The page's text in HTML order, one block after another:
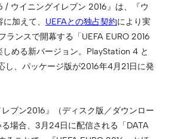
/ ウイニングイレブン 2016』は、『ウ
加えて、 UEFAとの独占契約により実
ランスで開幕する「UEFA EURO 2016
める新バージョン。PlayStation 4 と
し、パッケージ版が2016年4月21日に発
ブン2016』（ディスク版／ダウンロー
る場合、3月24日に配信される「DATA